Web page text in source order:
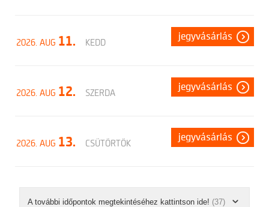
2026. AUG 11. KEDD
jegyvásárlás
2026. AUG 12. SZERDA
jegyvásárlás
2026. AUG 13. CSÜTÖRTÖK
jegyvásárlás
A további időpontok megtekintéséhez kattintson ide! (37)